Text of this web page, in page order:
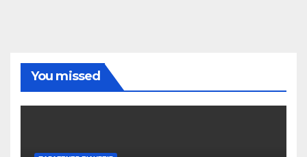
You missed